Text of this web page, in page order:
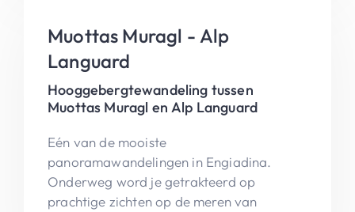
Muottas Muragl - Alp
Languard
Hooggebergtewandeling tussen
Muottas Muragl en Alp Languard
Eén van de mooiste
panoramawandelingen in Engiadina.
Onderweg word je getrakteerd op
prachtige zichten op de meren van